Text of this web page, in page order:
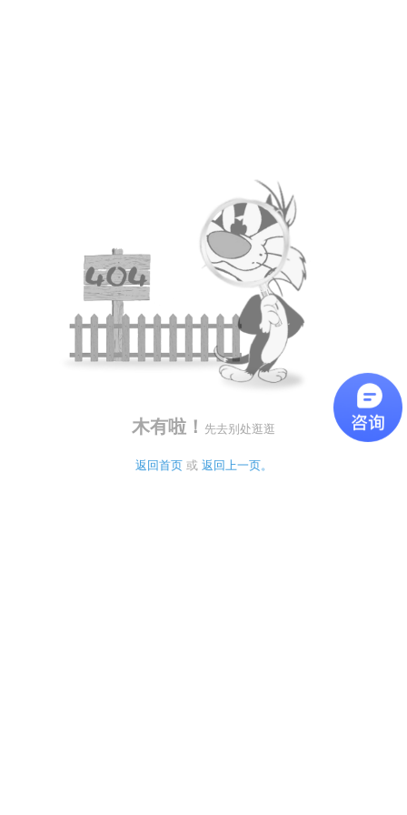
木有啦！ 先去别处逛逛
返回首页 或 返回上一页。